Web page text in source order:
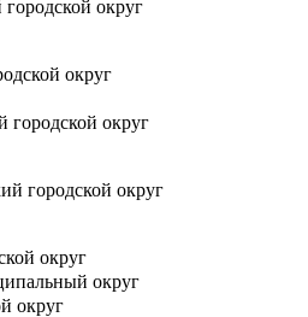
округ
округ
городской округ
городской округ
округ
округ
округ